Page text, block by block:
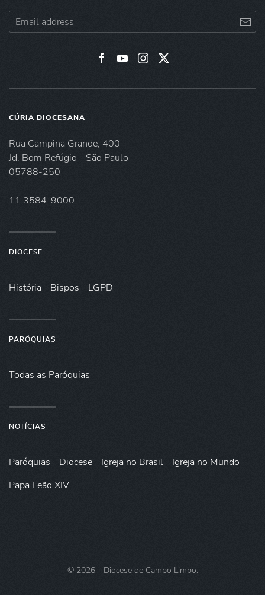
CÚRIA DIOCESANA
Rua Campina Grande, 400
Jd. Bom Refúgio - São Paulo
05788-250
11 3584-9000
DIOCESE
História Bispos LGPD
PARÓQUIAS
Todas as Paróquias
NOTÍCIAS
Paróquias Diocese Igreja no Brasil
Igreja no Mundo
Papa Leão XIV
© 2026- Diocese de Campo Limpo.